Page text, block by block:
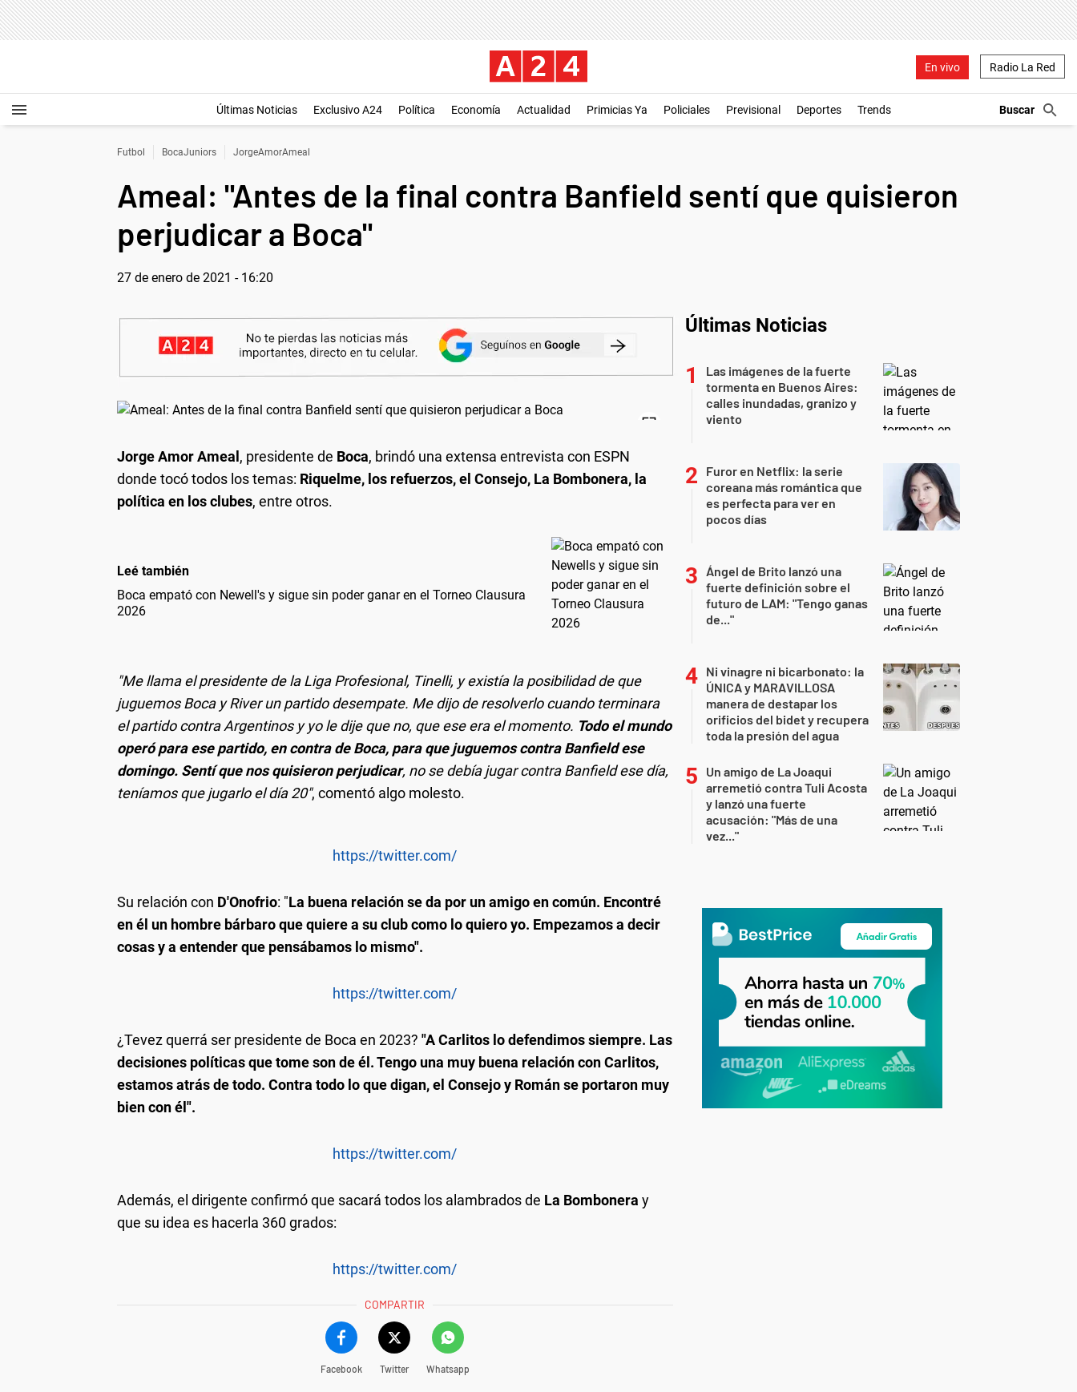
En vivo Radio La Red
Últimas Noticias Exclusivo A24 Política Economía Actualidad Primicias Ya Policiales Previsional Deportes Trends
Futbol BocaJuniors JorgeAmorAmeal
Ameal: "Antes de la final contra Banfield sentí que quisieron
perjudicar a Boca"
27 de enero de 2021 - 16:20
Jorge Amor Ameal, presidente de Boca, brindó una extensa entrevista con ESPN
donde tocó todos los temas: Riquelme, los refuerzos, el Consejo, La Bombonera, la
política en los clubes, entre otros.
Leé también
Boca empató con Newell's y sigue sin poder ganar en el Torneo Clausura
2026
"Me llama el presidente de la Liga Profesional, Tinelli, y existía la posibilidad de que
juguemos Boca y River un partido desempate. Me dijo de resolverlo cuando terminara
el partido contra Argentinos y yo le dije que no, que ese era el momento. Todo el mundo
operó para ese partido, en contra de Boca, para que juguemos contra Banfield ese
domingo. Sentí que nos quisieron perjudicar, no se debía jugar contra Banfield ese día,
teníamos que jugarlo el día 20", comentó algo molesto.
https://twitter.com/
Su relación con D'Onofrio: "La buena relación se da por un amigo en común. Encontré
en él un hombre bárbaro que quiere a su club como lo quiero yo. Empezamos a decir
cosas y a entender que pensábamos lo mismo".
https://twitter.com/
¿Tevez querrá ser presidente de Boca en 2023? "A Carlitos lo defendimos siempre. Las
decisiones políticas que tome son de él. Tengo una muy buena relación con Carlitos,
estamos atrás de todo. Contra todo lo que digan, el Consejo y Román se portaron muy
bien con él".
https://twitter.com/
Además, el dirigente confirmó que sacará todos los alambrados de La Bombonera y
que su idea es hacerla 360 grados:
https://twitter.com/
COMPARTIR
Facebook Twitter Whatsapp
Últimas Noticias
Las imágenes de la fuerte
tormenta en Buenos Aires:
calles inundadas, granizo y
viento
Furor en Netflix: la serie
coreana más romántica que
es perfecta para ver en
pocos días
Ángel de Brito lanzó una
fuerte definición sobre el
futuro de LAM: "Tengo ganas
de..."
Ni vinagre ni bicarbonato: la
ÚNICA y MARAVILLOSA
manera de destapar los
orificios del bidet y recupera
toda la presión del agua
Un amigo de La Joaqui
arremetió contra Tuli Acosta
y lanzó una fuerte
acusación: "Más de una
vez..."